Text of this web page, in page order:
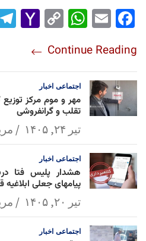
Fac
ok
Em
Wh
Ap
p
Co
Lin
k
Yah
l
Continue Reading
اجتماعی اخبار
مهر و موم مرکز
تقلب و گرانفروشی
تیر ۲۴, ۱۴۰۵
اجتماعی اخبار
هشدار پلیس فتا
پیامهای جعلی ابلاغیه
تیر ۲۰, ۱۴۰۵
اجتماعی اخبار